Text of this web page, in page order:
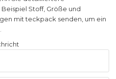
Stoff, Größe und
mit teckpack senden, um ein